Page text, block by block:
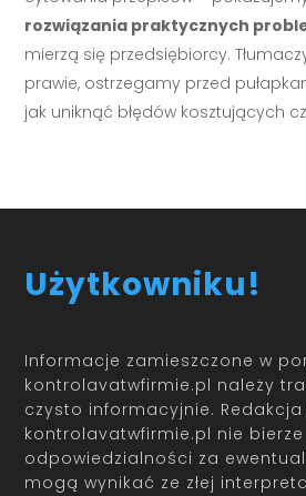
rozwiązania praktycznych
mierzą się przedsiębiorcy.
prawie, ostrzegamy przed
jak uniknąć błędów kosztujących
Użytkowniku!
Informacje zamieszczone w
kontrolavatwfirmie.pl należy
czysto informacyjnie. Redakcja
kontrolavatwfirmie.pl nie bierze
odpowiedzialności za
mogą wynikać ze złej